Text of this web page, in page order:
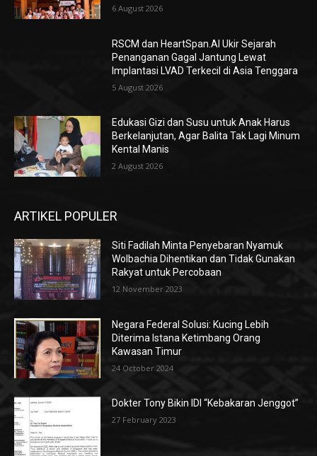
6 August 2026
RSCM dan HeartSpan.AI Ukir Sejarah
Penanganan Gagal Jantung Lewat
Implantasi LVAD Terkecil di Asia Tenggara
5 August 2026
Edukasi Gizi dan Susu untuk Anak Harus
Berkelanjutan, Agar Balita Tak Lagi Minum
Kental Manis
2 August 2026
ARTIKEL POPULER
Siti Fadilah Minta Penyebaran Nyamuk
Wolbachia Dihentikan dan Tidak Gunakan
Rakyat untuk Percobaan
12 November 2023
Negara Federal Solusi: Kucing Lebih
Diterima Istana Ketimbang Orang
Kawasan Timur
24 October 2024
Dokter Tony Bikin IDI “Kebakaran Jenggot”
27 February 2023